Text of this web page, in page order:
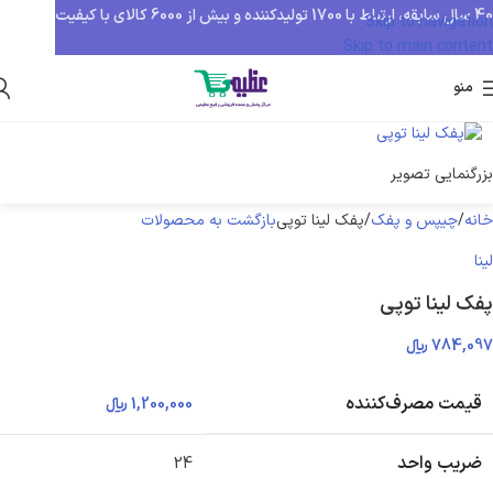
Skip to navigation
Skip to main content
منو
بزرگنمایی تصویر
خانه چیپس و پفک پفک لینا توپیبازگشت به محصولات
لینا
پفک لینا توپی
784,097﷼
قیمت مصرف‌کننده 1,200,000﷼
ضریب واحد 24
40 سال سابقه، ارتباط با 1700 تولیدکننده و بیش از 6000 کالای با کیفیت